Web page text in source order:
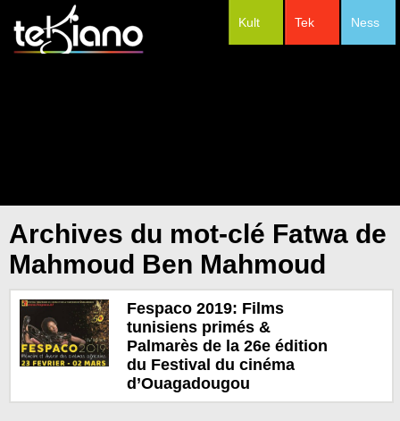
Ness
Tek
Kult
Archives du mot-clé Fatwa de
Mahmoud Ben Mahmoud
Fespaco 2019: Films
tunisiens primés &
Palmarès de la 26e édition
du Festival du cinéma
d’Ouagadougou